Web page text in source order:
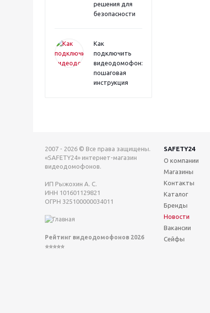
решения для
безопасности
Как
подключить
видеодомофон:
пошаговая
инструкция
2007 - 2026 © Все права защищены.
«SAFETY24» интернет-магазин
видеодомофонов.
ИП Рыжохин А. С.
ИНН 101601129821
ОГРН 325100000034011
Рейтинг видеодомофонов 2026
⭐⭐⭐⭐⭐
SAFETY24
О компании
Магазины
Контакты
Каталог
Бренды
Новости
Вакансии
Сейфы